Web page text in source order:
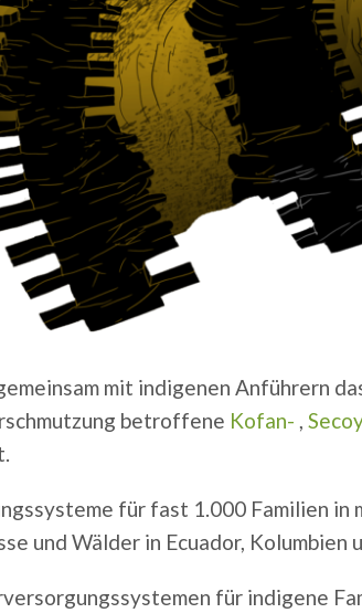
mit indigenen Anführern
betroffene Kofan- ,
für fast 1.000 Familien
und Wälder in Ecuador, Kolumbien
für indigene